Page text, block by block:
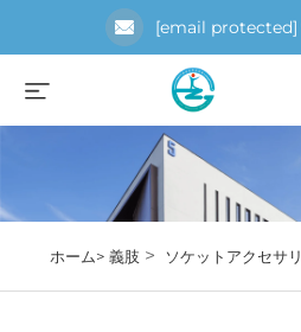
[email protected]
ホーム> 義肢 > ソケットアクセサリ